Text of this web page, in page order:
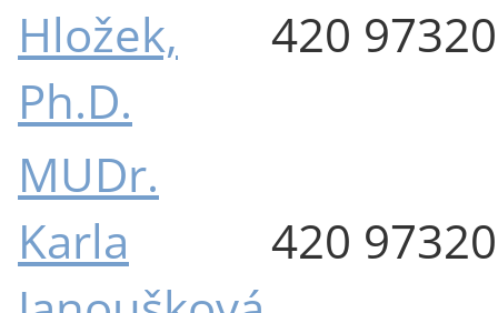
Hložek,
Ph.D.
420
MUDr.
Karla
420